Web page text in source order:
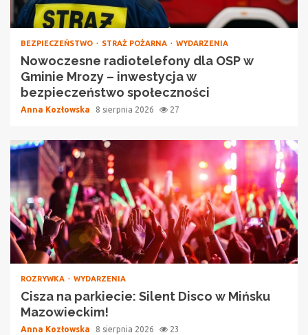
BEZPIECZEŃSTWO STRAŻ POŻARNA WYDARZENIA
Nowoczesne radiotelefony dla OSP w
Gminie Mrozy – inwestycja w
bezpieczeństwo społeczności
Anna Kozłowska 8 sierpnia 2026 27
ROZRYWKA WYDARZENIA
Cisza na parkiecie: Silent Disco w Mińsku
Mazowieckim!
Anna Kozłowska 8 sierpnia 2026 23